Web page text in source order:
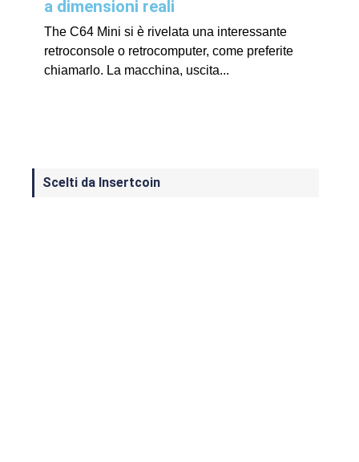
a dimensioni reali
The C64 Mini si è rivelata una interessante
retroconsole o retrocomputer, come preferite
chiamarlo. La macchina, uscita...
Scelti da Insertcoin